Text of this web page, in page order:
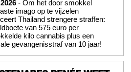
- Om het door smokkel
imago op te vijzelen
Thailand strengere straffen:
van 575 euro per
kilo cannabis plus een
gevangenisstraf van 10 jaar!